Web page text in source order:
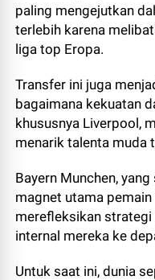
paling mengejutkan
terlebih karena
liga top Eropa.
Transfer ini juga
bagaimana kekuatan
khususnya Liverpool,
menarik talenta muda
Bayern Munchen,
magnet utama
merefleksikan
internal mereka ke
Untuk saat ini, dunia